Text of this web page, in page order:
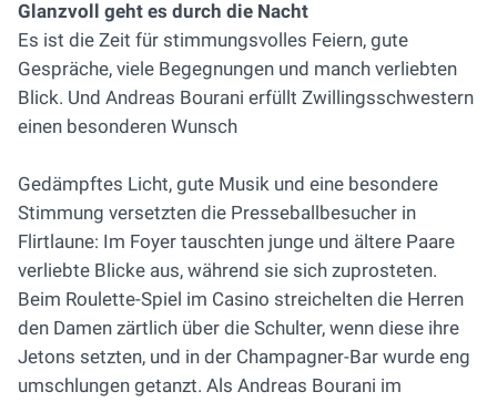
Glanzvoll geht es durch die Nacht
Es ist die Zeit für stimmungsvolles Feiern, gute
Gespräche, viele Begegnungen und manch verliebten
Blick. Und Andreas Bourani erfüllt Zwillingsschwestern
einen besonderen Wunsch
Gedämpftes Licht, gute Musik und eine besondere
Stimmung versetzten die Presseballbesucher in
Flirtlaune: Im Foyer tauschten junge und ältere Paare
verliebte Blicke aus, während sie sich zuprosteten.
Beim Roulette-Spiel im Casino streichelten die Herren
den Damen zärtlich über die Schulter, wenn diese ihre
Jetons setzten, und in der Champagner-Bar wurde eng
umschlungen getanzt. Als Andreas Bourani im